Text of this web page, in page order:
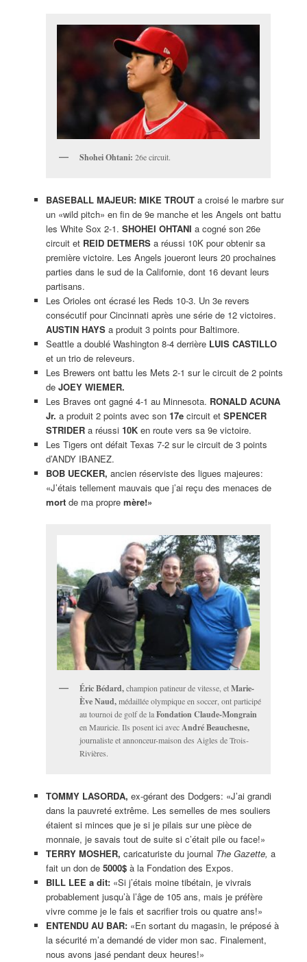
Shohei Ohtani: 26e circuit.
BASEBALL MAJEUR: MIKE TROUTa croisé le marbre sur
un «wild pitch» en fin de 9e manche et les Angels ont battu
les White Sox 2-1. SHOHEI OHTANI a cogné son 26e
circuit et REID DETMERSa réussi 10K pour obtenir sa
première victoire. Les Angels joueront leurs 20 prochaines
parties dans le sud de la Californie, dont 16 devant leurs
partisans.
Les Orioles ont écrasé les Reds 10-3. Un 3e revers
consécutif pour Cincinnati après une série de 12 victoires.
AUSTIN HAYSa produit 3 points pour Baltimore.
Seattle a doublé Washington 8-4 derrière LUIS CASTILLO
et un trio de releveurs.
Les Brewers ont battu les Mets 2-1 sur le circuit de 2 points
de JOEY WIEMER.
Les Braves ont gagné 4-1 au Minnesota. RONALD ACUNA
Jr. a produit 2 points avec son 17ecircuit et SPENCER
STRIDERa réussi 10Ken route vers sa 9e victoire.
Les Tigers ont défait Texas 7-2 sur le circuit de 3 points
d’ANDY IBANEZ.
BOB UECKER, ancien réserviste des ligues majeures:
«J’étais tellement mauvais que j’ai reçu des menaces de
mortde ma propre mère!»
Éric Bédard,champion patineur de vitesse, etMarie-
Ève Naud,médaillée olympique en soccer, ont participé
au tournoi de golf de laFondation Claude-Mongrain
en Mauricie. Ils posent ici avecAndré Beauchesne,
journaliste et annonceur-maison des Aigles de Trois-
Rivières.
TOMMY LASORDA, ex-gérant des Dodgers: «J’ai grandi
dans la pauvreté extrême. Les semelles de mes souliers
étaient si minces que je si je pilais sur une pièce de
monnaie, je savais tout de suite si c’était pile ou face!»
TERRY MOSHER, caricaturiste du journal The Gazette, a
fait un don de 5000$à la Fondation des Expos.
BILL LEE a dit: «Si j’étais moine tibétain, je vivrais
probablement jusqu’à l’âge de 105 ans, mais je préfère
vivre comme je le fais et sacrifier trois ou quatre ans!»
ENTENDU AU BAR: «En sortant du magasin, le préposé à
la sécurité m’a demandé de vider mon sac. Finalement,
nous avons jasé pendant deux heures!»